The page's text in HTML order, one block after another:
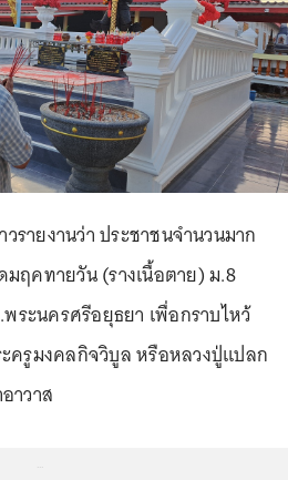
รายงานว่า ประชาชนจำนวนมาก
ฤคทายวัน (รางเนื้อตาย) ม.8
ระนครศรีอยุธยา เพื่อกราบไหว้
ครูมงคลกิจวิบูล หรือหลวงปู่แปลก
าวาส